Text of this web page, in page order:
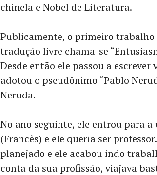
chinela e Nobel de Literatura.
Publicamente, o primeiro trabalho
tradução livre chama-se
Desde então ele passou a escrever
adotou o pseudônimo “Pablo
Neruda.
No ano seguinte, ele entrou para
(Francês) e ele queria ser
planejado e ele acabou indo
conta da sua profissão, viajava